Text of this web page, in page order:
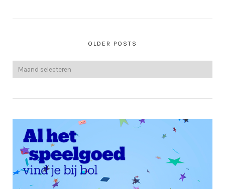
OLDER POSTS